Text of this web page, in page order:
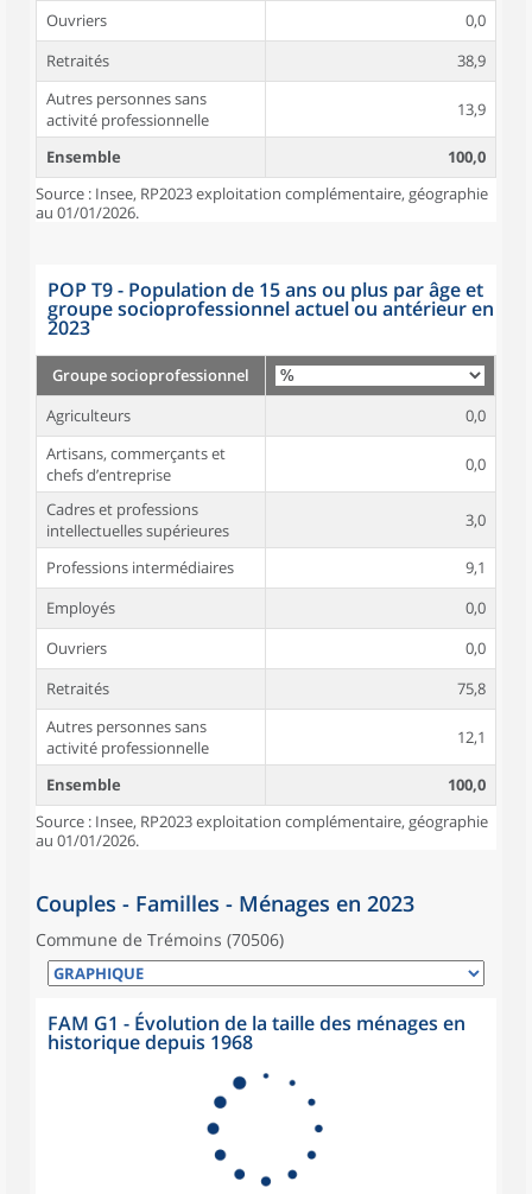
Ouvriers
0,0
Retraités
38,9
Autres personnes sans
activité professionnelle
13,9
Ensemble
100,0
Source : Insee, RP2023 exploitation complémentaire, géographie
au 01/01/2026.
POP T9 - Population de 15 ans ou plus par âge et
groupe socioprofessionnel actuel ou antérieur en
2023
Groupe socioprofessionnel
Agriculteurs
0,0
Artisans, commerçants et
chefs d’entreprise
0,0
Cadres et professions
intellectuelles supérieures
3,0
Professions intermédiaires
9,1
Employés
0,0
Ouvriers
0,0
Retraités
75,8
Autres personnes sans
activité professionnelle
12,1
Ensemble
100,0
Source : Insee, RP2023 exploitation complémentaire, géographie
au 01/01/2026.
Couples - Familles - Ménages en 2023
Commune de Trémoins (70506)
FAM G1 - Évolution de la taille des ménages en
historique depuis 1968